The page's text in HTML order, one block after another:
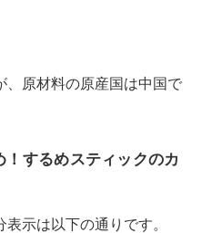
、原材料の原産国は中国で
するめスティックのカ
示は以下の通りです。